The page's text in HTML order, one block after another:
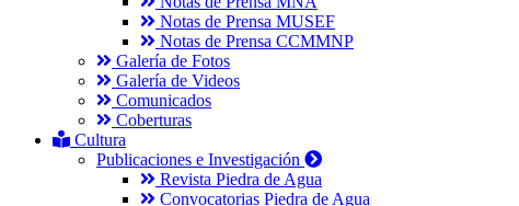
Notas de Prensa MUSEF
Notas de Prensa CCMMNP
Galería de Fotos
Galería de Videos
Comunicados
Coberturas
Cultura
Publicaciones e Investigación
Revista Piedra de Agua
Convocatorias Piedra de Agua